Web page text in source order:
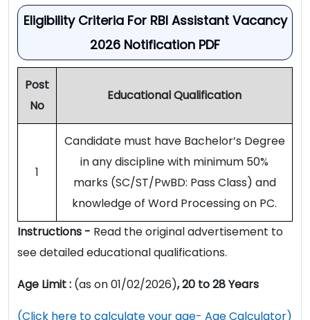
Eligibility Criteria For RBI Assistant Vacancy
2026 Notification PDF
Post
No
Educational Qualification
1
Candidate must have Bachelor’s Degree
in any discipline with minimum 50%
marks (SC/ST/PwBD: Pass Class) and
knowledge of Word Processing on PC.
Instructions - Read the original advertisement to
see detailed educational qualifications.
Age Limit : (as on 01/02/2026), 20 to 28 Years
(Click here to calculate your age- Age Calculator)